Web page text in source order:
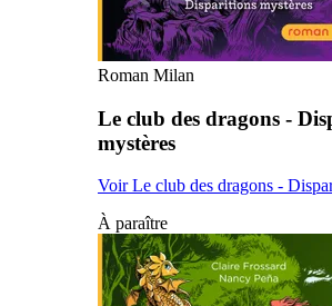
Roman Milan
Le club des dragons -
mystères
Voir Le club des dragons -
À paraître